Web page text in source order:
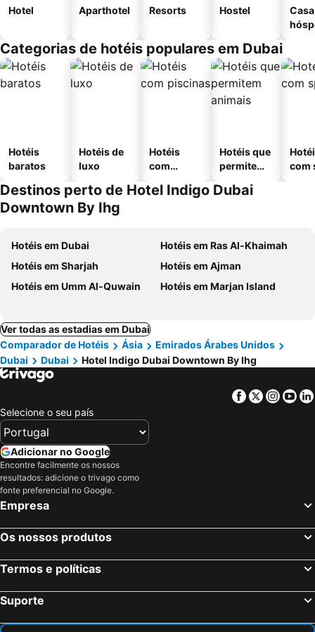
Hotel Aparthotel Resorts Hostel
Categorias de hotéis populares em Dubai
Hotéis
baratos
Hotéis de
luxo
Hotéis
com
Hotéis que
permitem
com
Destinos perto de Hotel Indigo Dubai
Downtown By Ihg
Hotéis em Dubai
Hotéis em Ras Al-Khaimah
Hotéis em Sharjah
Hotéis em Ajman
Hotéis em Umm Al-Quwain
Hotéis em Marjan Island
Ver todas as estadias em Dubai
Comparador de Hotéis
Ásia
Emirados Árabes Unidos
Dubai
Dubai Hotel Indigo Dubai Downtown By Ihg
Facebook
Twitter
Selecione o seu país
Adicionar no Google
Encontre facilmente os nossos
resultados: adicione o trivago como
fonte preferencial no Google.
Empresa
Os nossos produtos
Termos e políticas
Suporte